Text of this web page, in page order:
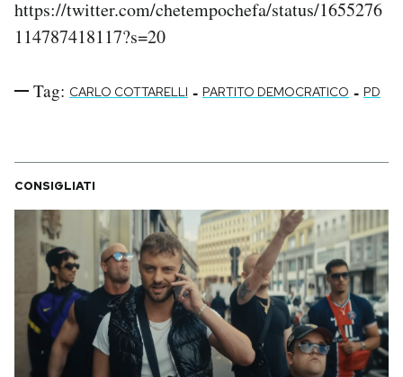
https://twitter.com/chetempochefa/status/1655276
114787418117?s=20
Tag: CARLO COTTARELLI - PARTITO DEMOCRATICO - PD
CONSIGLIATI